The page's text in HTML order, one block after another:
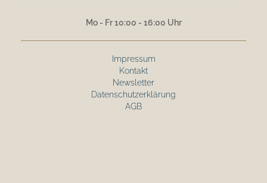
Mo - Fr 10:00 - 16:00 Uhr
Impressum
Kontakt
Newsletter
Datenschutzerklärung
AGB